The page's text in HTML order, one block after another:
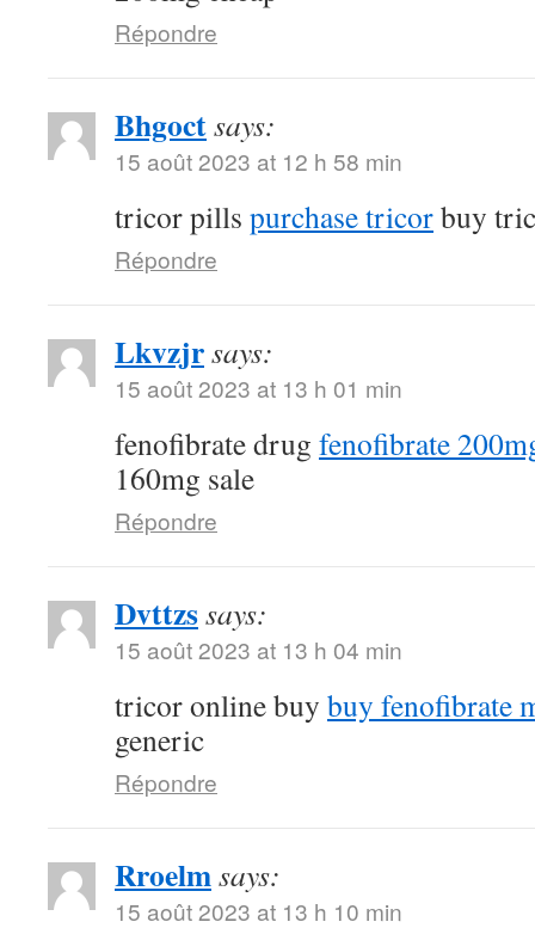
Répondre
Bhgoctsays:
15 août 2023 at 12 h 58 min
tricor pills purchase tricorbuy
Répondre
Lkvzjrsays:
15 août 2023 at 13 h 01 min
fenofibrate drug fenofibrate
160mg sale
Répondre
Dvttzssays:
15 août 2023 at 13 h 04 min
tricor online buy buy fenofibrate
generic
Répondre
Rroelmsays:
15 août 2023 at 13 h 10 min